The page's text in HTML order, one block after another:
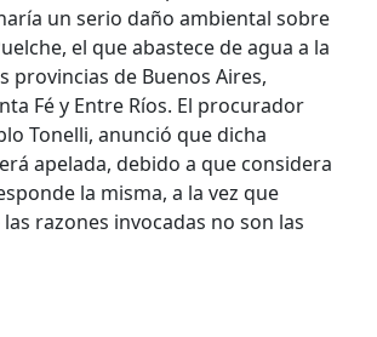
un serio daño ambiental sobre
el que abastece de agua a la
provincias de Buenos Aires,
Fé y Entre Ríos. El procurador
Tonelli, anunció que dicha
apelada, debido a que considera
la misma, a la vez que
razones invocadas no son las